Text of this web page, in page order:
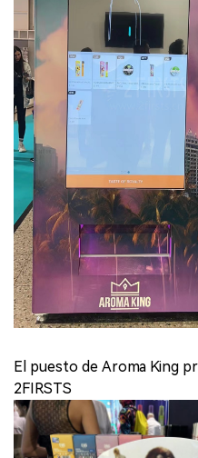
El puesto de Aroma King
2FIRSTS